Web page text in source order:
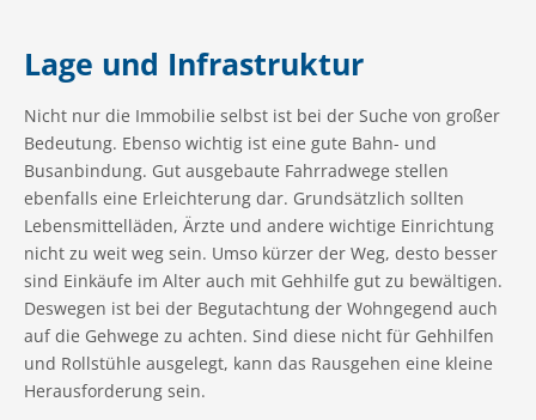
Lage und Infrastruktur
Nicht nur die Immobilie selbst ist bei der Suche von großer
Bedeutung. Ebenso wichtig ist eine gute Bahn- und
Busanbindung. Gut ausgebaute Fahrradwege stellen
ebenfalls eine Erleichterung dar. Grundsätzlich sollten
Lebensmittelläden, Ärzte und andere wichtige Einrichtung
nicht zu weit weg sein. Umso kürzer der Weg, desto besser
sind Einkäufe im Alter auch mit Gehhilfe gut zu bewältigen.
Deswegen ist bei der Begutachtung der Wohngegend auch
auf die Gehwege zu achten. Sind diese nicht für Gehhilfen
und Rollstühle ausgelegt, kann das Rausgehen eine kleine
Herausforderung sein.